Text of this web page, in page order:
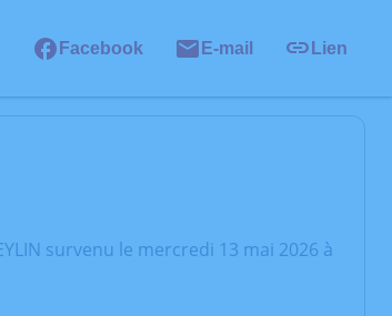
Facebook E-mail Lien
survenu le mercredi 13 mai 2026 à